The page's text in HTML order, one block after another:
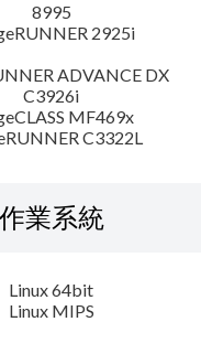
8995
2925i
ADVANCE DX
C3926i
MF469x
C3322L
作業系統
Linux 64bit
Linux MIPS